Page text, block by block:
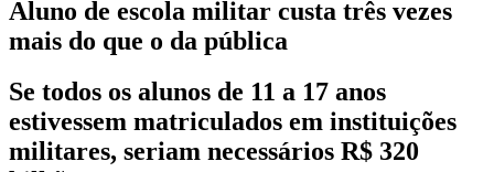
Aluno de escola militar custa três vezes
mais do que o da pública
Se todos os alunos de 11 a 17 anos
estivessem matriculados em instituições
militares, seriam necessários R$ 320